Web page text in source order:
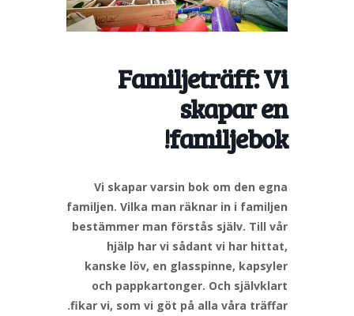
Familjeträff: Vi
skapar en
familjebok!
Vi skapar varsin bok om den egna
familjen. Vilka man räknar in i familjen
bestämmer man förstås själv. Till vår
hjälp har vi sådant vi har hittat,
kanske löv, en glasspinne, kapsyler
och pappkartonger. Och självklart
fikar vi, som vi göt på alla våra träffar.